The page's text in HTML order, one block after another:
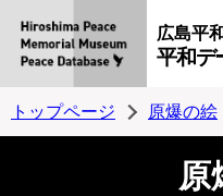
広島平
平和デ
トップページ 原爆の絵
原